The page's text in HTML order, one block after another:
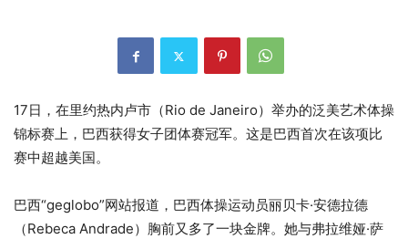
17日，在里约热内卢市（Rio de Janeiro）举办的泛美艺术体操
锦标赛上，巴西获得女子团体赛冠军。这是巴西首次在该项比
赛中超越美国。
巴西“geglobo”网站报道，巴西体操运动员丽贝卡·安德拉德
（Rebeca Andrade）胸前又多了一块金牌。她与弗拉维娅·萨